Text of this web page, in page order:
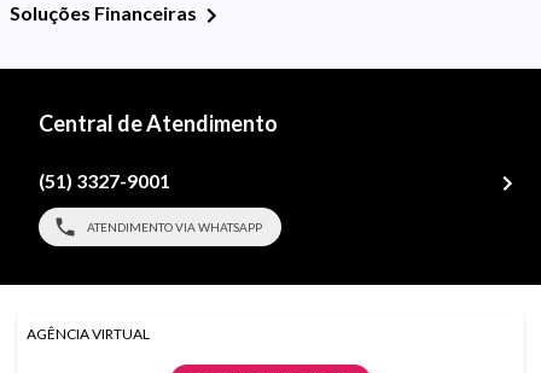
Soluções Financeiras
Central de Atendimento
(51) 3327-9001
ATENDIMENTO VIA WHATSAPP
AGÊNCIA VIRTUAL